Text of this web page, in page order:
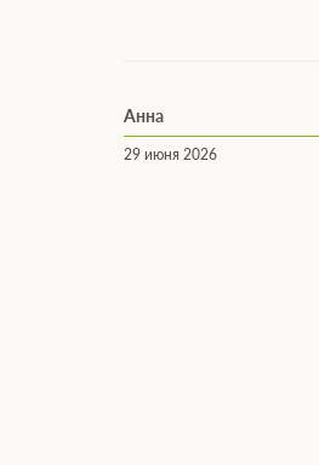
Анна
29 июня 2026